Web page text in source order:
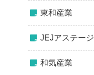
東和産業
JEJアステージ
和気産業